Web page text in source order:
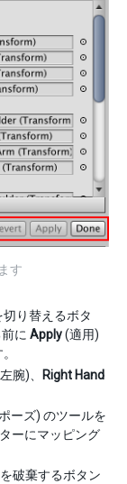
す
切り替えるボタ
に Apply(適用)
腕)、
Right Hand
ーズ) のツールを
ーにマッピング
破棄するボタン